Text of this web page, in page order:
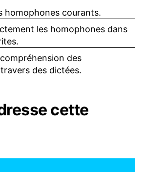
homophones courants.
les homophones dans
des
des dictées.
cette